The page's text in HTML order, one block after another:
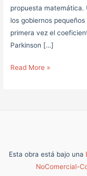
propuesta matemática.
los gobiernos
primera vez el
Parkinson […]
Read More »
Esta obra está bajo una
NoComercial-